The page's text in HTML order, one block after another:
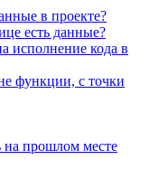
в проекте?
есть данные?
исполнение кода в
функции, с точки
на прошлом месте